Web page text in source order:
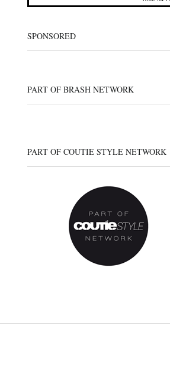
SPONSORED
PART OF BRASH NETWORK
PART OF COUTIE STYLE NETWORK